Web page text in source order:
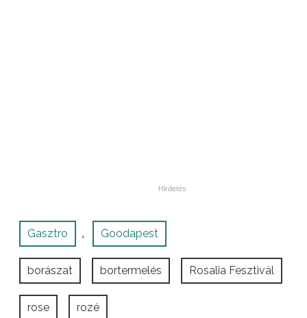
Gasztro , Goodapest
borászat bortermelés Rosalia Fesztivál
rose rozé